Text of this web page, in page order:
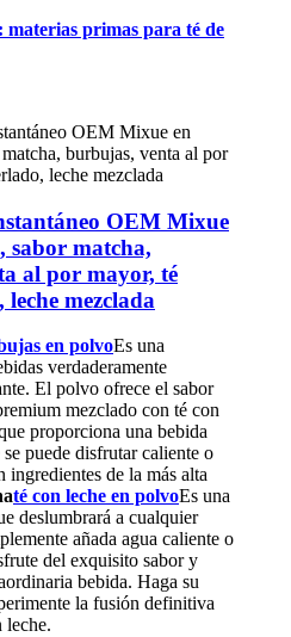
materias primas para té de
OEM Mixue
sabor matcha,
al por mayor, té
mezclada
en polvoEs una
verdaderamente
El polvo ofrece el sabor
mezclado con té con
proporciona una bebida
puede disfrutar caliente o
ingredientes de la más alta
té con leche en polvoEs una
deslumbrará a cualquier
añada agua caliente o
del exquisito sabor y
bebida. Haga su
la fusión definitiva
leche.